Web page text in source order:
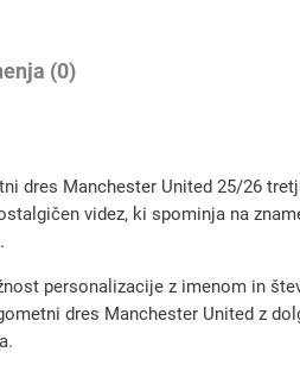
(0)
dres Manchester United 25/26
videz, ki spominja na
personalizacije z imenom in
dres Manchester United z